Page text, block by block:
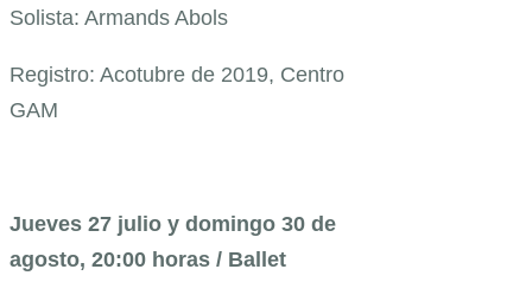
Solista: Armands Abols
Registro: Acotubre de 2019, Centro
GAM
Jueves 27 julio y domingo 30 de
agosto, 20:00 horas / Ballet